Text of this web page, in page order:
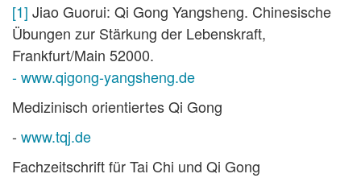
[1] Jiao Guorui: Qi Gong Yangsheng. Chinesische
Übungen zur Stärkung der Lebenskraft,
Frankfurt/Main 52000.
- www.qigong-yangsheng.de
Medizinisch orientiertes Qi Gong
- www.tqj.de
Fachzeitschrift für Tai Chi und Qi Gong